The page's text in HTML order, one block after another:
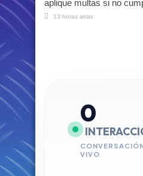
aplique multas si no
13 horas atras
0
VIVO